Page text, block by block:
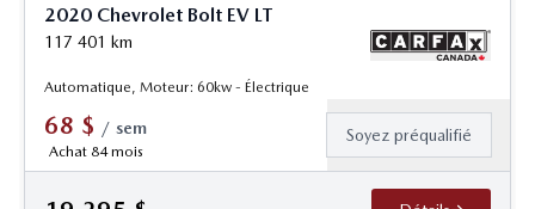
2020 Chevrolet Bolt EV LT
117 401 km
Automatique, Moteur: 60kw - Électrique
68 $ / sem
Achat 84 mois
Soyez préqualifié